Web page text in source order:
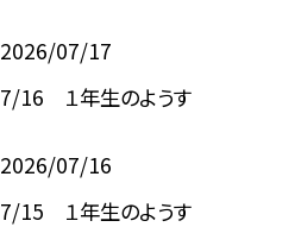
2026/07/17
7/16 １年生のようす
2026/07/16
7/15 １年生のようす